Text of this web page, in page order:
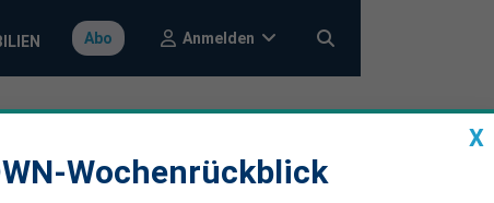
Abo Anmelden
X
Wochenrückblick